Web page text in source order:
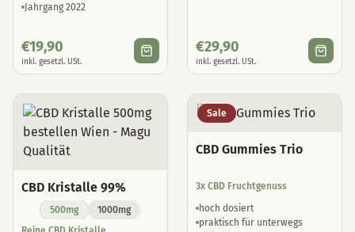
Jahrgang 2022
€19,90
inkl. gesetzl. USt.
€29,90
inkl. gesetzl. USt.
CBD Kristalle 99%
500mg
1000mg
Sale
CBD Gummies Trio
3x CBD Fruchtgenuss
hoch dosiert
praktisch für unterwegs